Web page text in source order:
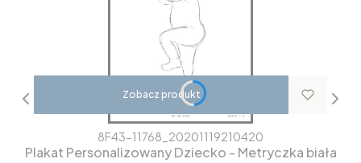
Zobacz produkt
8F43-11768_20201119210420
Plakat Personalizowany Dziecko - Metryczka biała